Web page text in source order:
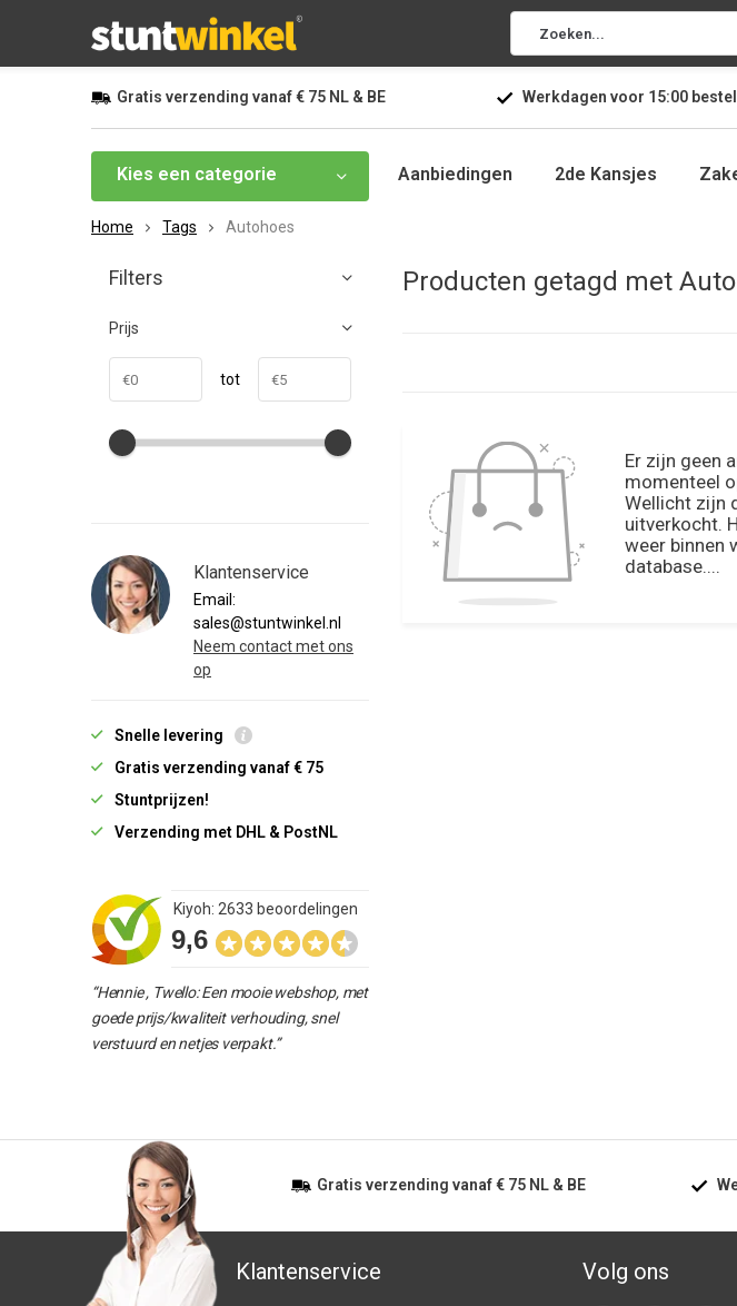
Gratis verzending vanaf€ 75 NL & BE Werkdagen voor 15:00
Kies een categorie Aanbiedingen 2de Kansjes
Home Tags Autohoes
Producten getagd met
Er zijn geen
momenteel
Wellicht zijn
uitverkocht.
weer binnen
database....
Filters
Prijs
tot
Klantenservice
Email:
sales@stuntwinkel.nl
Neem contact met ons
op
Snelle levering
Gratis verzending vanaf € 75
Stuntprijzen!
Verzending met DHL & PostNL
9,6
Kiyoh: 2633 beoordelingen
“Hennie , Twello: Een mooie webshop, met
goede prijs/kwaliteit verhouding, snel
verstuurd en netjes verpakt.”
Gratis verzending vanaf€ 75 NL & BE
Klantenservice Volg ons